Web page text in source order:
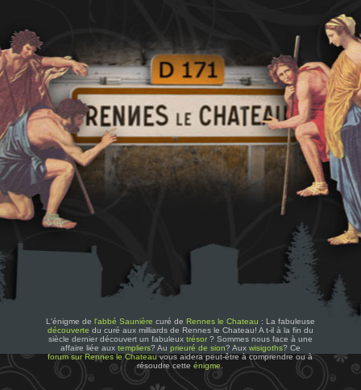
L'énigme de l'abbé Saunière curé de Rennes le Chateau : La fabuleuse
découverte du curé aux milliards de Rennes le Chateau! A t-il à la fin du
siècle dernier découvert un fabuleux trésor? Sommes nous face à une
affaire liée aux templiers? Au prieuré de sion? Aux wisigoths? Ce
forum sur Rennes le Chateauvous aidera peut-être à comprendre ou à
résoudre cetteénigme